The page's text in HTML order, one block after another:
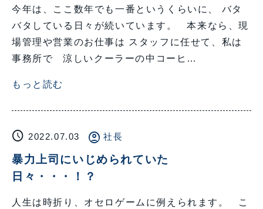
今年は、ここ数年でも一番というくらいに、 バタ
バタしている日々が続いています。 本来なら、現
場管理や営業のお仕事は スタッフに任せて、私は
事務所で 涼しいクーラーの中コーヒ…
もっと読む
schedule 2022.07.03 account_circle 社長
暴力上司にいじめられていた
日々・・・！？
人生は時折り、オセロゲームに例えられます。 こ